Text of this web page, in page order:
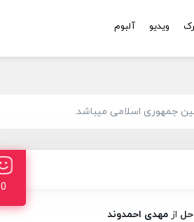
ویدیو آلبوم
جمهوری اسلامی میباشد.
0
از مهدی احمدوند